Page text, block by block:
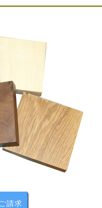
イン
リットが加工されてい
一感のある独特の空間
請求